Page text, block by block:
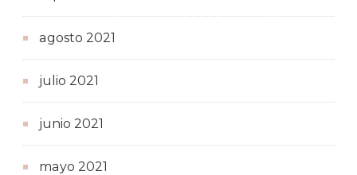
agosto 2021
julio 2021
junio 2021
mayo 2021